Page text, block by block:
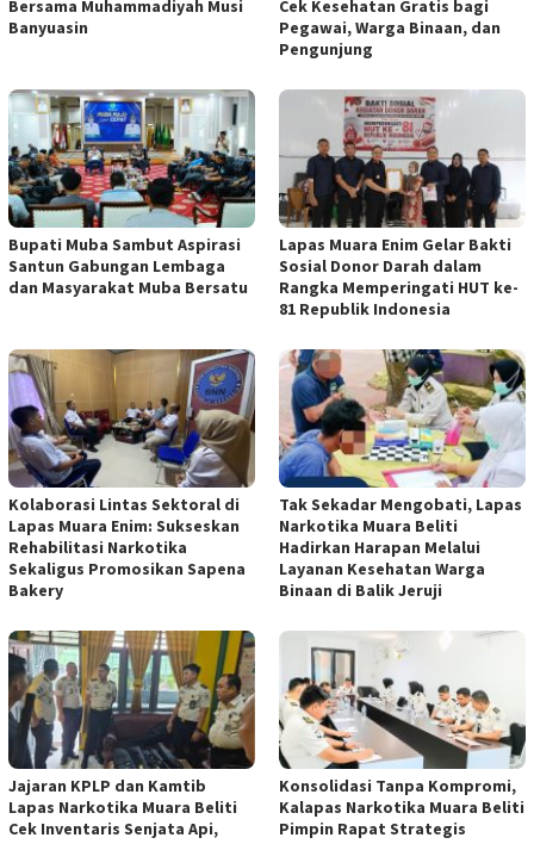
Bersama Muhammadiyah Musi
Banyuasin
Cek Kesehatan Gratis bagi
Pegawai, Warga Binaan, dan
Pengunjung
Bupati Muba Sambut Aspirasi
Santun Gabungan Lembaga
dan Masyarakat Muba Bersatu
Lapas Muara Enim Gelar Bakti
Sosial Donor Darah dalam
Rangka Memperingati HUT ke-
81 Republik Indonesia
Kolaborasi Lintas Sektoral di
Lapas Muara Enim: Sukseskan
Rehabilitasi Narkotika
Sekaligus Promosikan Sapena
Bakery
Tak Sekadar Mengobati, Lapas
Narkotika Muara Beliti
Hadirkan Harapan Melalui
Layanan Kesehatan Warga
Binaan di Balik Jeruji
Jajaran KPLP dan Kamtib
Lapas Narkotika Muara Beliti
Cek Inventaris Senjata Api,
Konsolidasi Tanpa Kompromi,
Kalapas Narkotika Muara Beliti
Pimpin Rapat Strategis